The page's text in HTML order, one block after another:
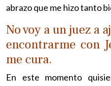
abrazo que me hizo tanto
No voy a un juez a
encontrarme con
me cura.
En este momento